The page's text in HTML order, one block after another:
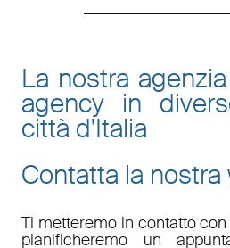
La nostra
agency in
città d'Italia
Contatta la
Ti metteremo in contatto
pianificheremo un